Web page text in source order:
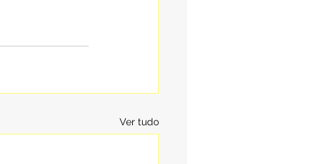
Ver tudo